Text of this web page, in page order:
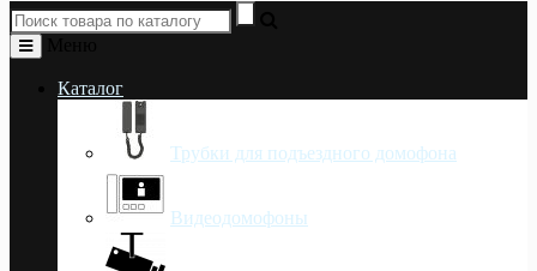
Каталог
Трубки для подъездного домофона
Видеодомофоны